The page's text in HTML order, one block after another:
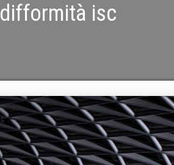
difformità isc